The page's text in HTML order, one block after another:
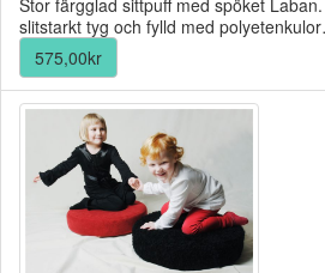
Stor färgglad sittpuff med spöket
slitstarkt tyg och fylld med
575,00kr